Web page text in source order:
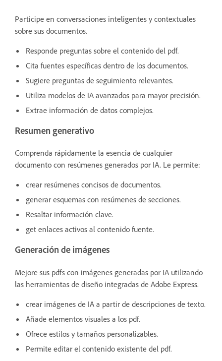
Participe en conversaciones inteligentes y contextuales
sobre sus documentos.
Responde preguntas sobre el contenido del pdf.
Cita fuentes específicas dentro de los documentos.
Sugiere preguntas de seguimiento relevantes.
Utiliza modelos de IA avanzados para mayor precisión.
Extrae información de datos complejos.
Resumen generativo
Comprenda rápidamente la esencia de cualquier
documento con resúmenes generados por IA. Le permite:
crear resúmenes concisos de documentos.
generar esquemas con resúmenes de secciones.
Resaltar información clave.
get enlaces activos al contenido fuente.
Generación de imágenes
Mejore sus pdfs con imágenes generadas por IA utilizando
las herramientas de diseño integradas de Adobe Express.
crear imágenes de IA a partir de descripciones de texto.
Añade elementos visuales a los pdf.
Ofrece estilos y tamaños personalizables.
Permite editar el contenido existente del pdf.